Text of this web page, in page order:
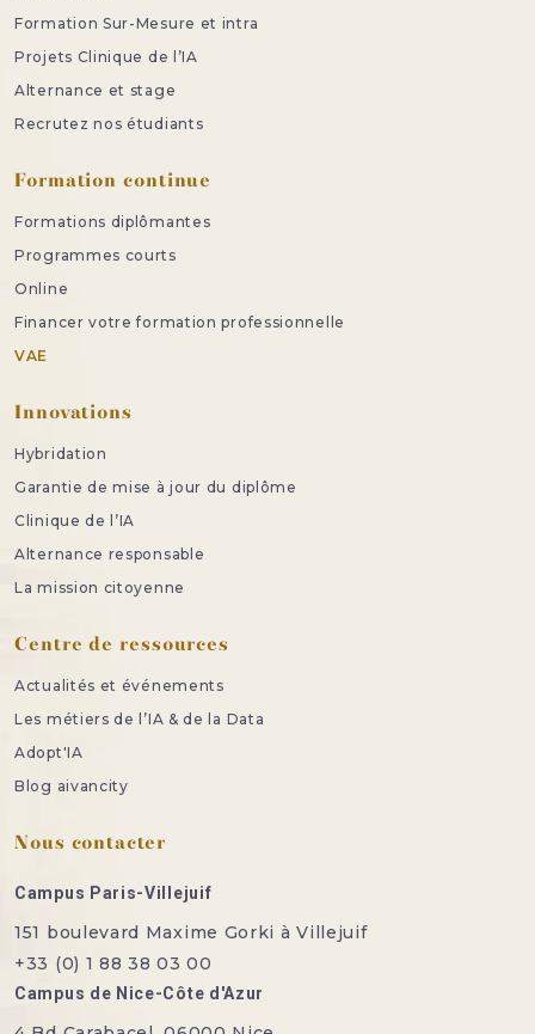
Formation Sur-Mesure et intra
Projets Clinique de l’IA
Alternance et stage
Recrutez nos étudiants
Formation continue
Formations diplômantes
Programmes courts
Online
Financer votre formation professionnelle
VAE
Innovations
Hybridation
Garantie de mise à jour du diplôme
Clinique de l’IA
Alternance responsable
La mission citoyenne
Centre de ressources
Actualités et événements
Les métiers de l’IA & de la Data
Adopt'IA
Blog aivancity
Nous contacter
Campus Paris-Villejuif
151 boulevard Maxime Gorki à Villejuif
+33 (0) 1 88 38 03 00
Campus de Nice-Côte d'Azur